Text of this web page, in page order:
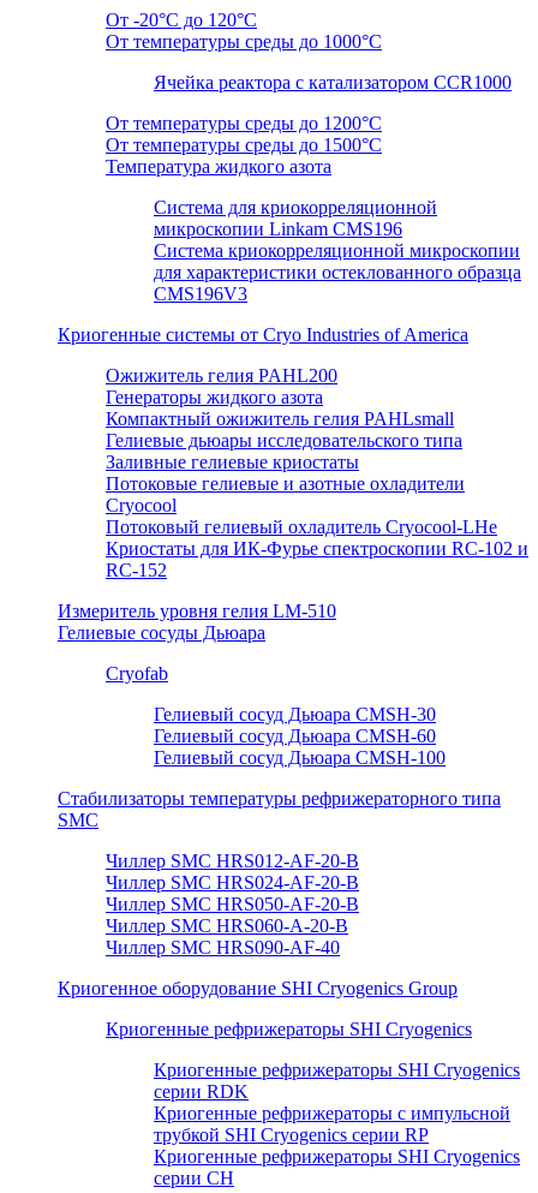
От -20°C до 120°C
От температуры среды до 1000°C
Ячейка реактора с катализатором CCR1000
От температуры среды до 1200°C
От температуры среды до 1500°C
Температура жидкого азота
Система для криокорреляционной
микроскопии Linkam CMS196
Система криокорреляционной микроскопии
для характеристики остеклованного образца
CMS196V3
Криогенные системы от Cryo Industries of America
Ожижитель гелия PAHL200
Генераторы жидкого азота
Компактный ожижитель гелия PAHLsmall
Гелиевые дьюары исследовательского типа
Заливные гелиевые криостаты
Потоковые гелиевые и азотные охладители
Cryocool
Потоковый гелиевый охладитель Cryocool-LHe
Криостаты для ИК-Фурье спектроскопии RC-102 и
RC-152
Измеритель уровня гелия LM-510
Гелиевые сосуды Дьюара
Cryofab
Гелиевый сосуд Дьюара CMSH-30
Гелиевый сосуд Дьюара CMSH-60
Гелиевый сосуд Дьюара CMSH-100
Стабилизаторы температуры рефрижераторного типа
SMC
Чиллер SMC HRS012-AF-20-B
Чиллер SMC HRS024-AF-20-B
Чиллер SMC HRS050-AF-20-B
Чиллер SMC HRS060-A-20-B
Чиллер SMC HRS090-AF-40
Криогенное оборудование SHI Cryogenics Group
Криогенные рефрижераторы SHI Cryogenics
Криогенные рефрижераторы SHI Cryogenics
серии RDK
Криогенные рефрижераторы с импульсной
трубкой SHI Cryogenics серии RP
Криогенные рефрижераторы SHI Cryogenics
серии CH